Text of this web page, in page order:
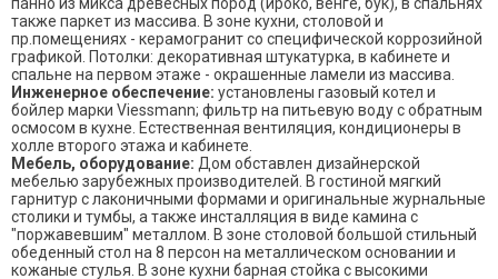
также паркет из массива. В зоне кухни, столовой и
пр.помещениях - керамогранит со специфической коррозийной
графикой. Потолки: декоративная штукатурка, в кабинете и
спальне на первом этаже - окрашенные ламели из массива.
Инженерное обеспечение: установлены газовый котел и
бойлер марки Viessmann; фильтр на питьевую воду с обратным
осмосом в кухне. Естественная вентиляция, кондиционеры в
холле второго этажа и кабинете.
Мебель, оборудование: Дом обставлен дизайнерской
мебелью зарубежных производителей. В гостиной мягкий
гарнитур с лаконичными формами и оригинальные журнальные
столики и тумбы, а также инсталляция в виде камина с
"поржавевшим" металлом. В зоне столовой большой стильный
обеденный стол на 8 персон на металлическом основании и
кожаные стулья. В зоне кухни барная стойка с высокими